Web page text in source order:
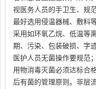
视医务人员的手卫生、规
最好选用侵温器械、敷料
采用如环氧乙烷、低温等
期、污染、包装破损、字
医护人员无菌操作要规范
用物消毒灭菌必须达标合
后有菌的管理原则。非层